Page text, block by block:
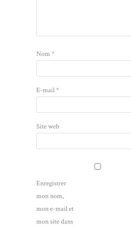
Nom*
E-mail*
Site web
Enregistrer
mon nom,
mon e-mail et
mon site dans